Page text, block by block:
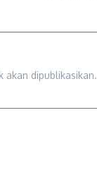
akan dipublikasikan.